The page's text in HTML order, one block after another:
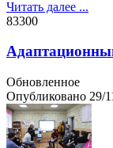
Читать далее ...
83300
Обновленное
Опубликовано 29/